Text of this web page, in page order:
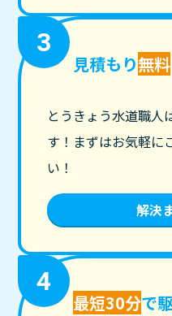
3
見積もり無料
とうきょう水道職人
す！まずはお気軽に
い！
解決
4
最短30分で